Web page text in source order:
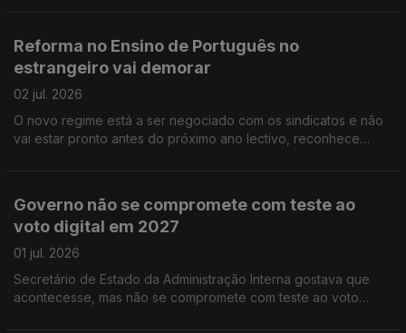
Reforma no Ensino de Português no
estrangeiro vai demorar
02 jul. 2026
O novo regime está a ser negociado com os sindicatos e não
vai estar pronto antes do próximo ano lectivo, reconhece
Governo não se compromete com teste ao
voto digital em 2027
01 jul. 2026
Secretário de Estado da Administração Interna gostava que
acontecesse, mas não se compromete com teste ao voto